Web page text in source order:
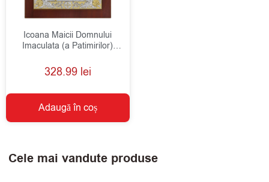
Icoana Maicii Domnului
Imaculata (a Patimirilor)
328.99 lei
Adaugă în coș
Cele mai vandute produse